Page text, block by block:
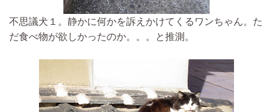
不思議犬１。静かに何かを訴えかけてくるワンちゃん。た
だ食べ物が欲しかったのか。。。と推測。